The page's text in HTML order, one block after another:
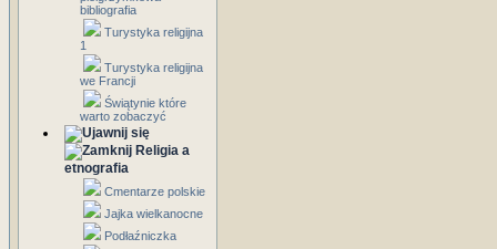
bibliografia
Turystyka religijna
1
Turystyka religijna
we Francji
Świątynie które
warto zobaczyć
Religia a
etnografia
Cmentarze polskie
Jajka wielkanocne
Podłaźniczka